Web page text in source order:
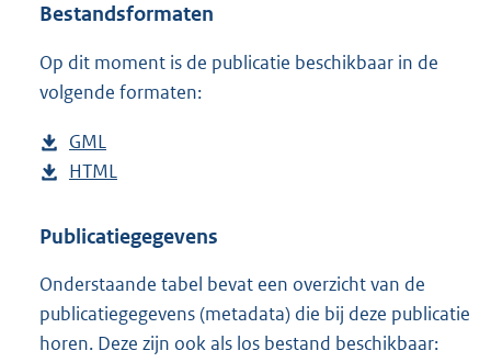
e
Bestandsformaten
Op dit moment is de publicatie beschikbaar in de
volgende formaten:
D
o
n
o
a
d
GML
e
t
n
d
s
D
w
l
o
a
HTML
s
a
n
d
Publicatiegegevens
Onderstaande tabel bevat een overzicht van de
publicatiegegevens (metadata) die bij deze publicatie
horen. Deze zijn ook als los bestand beschikbaar: